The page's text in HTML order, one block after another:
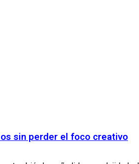
sin perder el foco creativo